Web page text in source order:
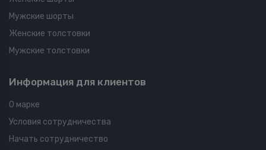
Мужские шорты
Женские толстовки
Мужские толстовки
Информация для клиентов
О марке
Условия сотрудничества
Начать сотрудничество